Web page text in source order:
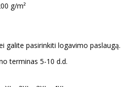
g/m²
galite pasirinkiti logavimo paslaugą.
terminas 5-10 d.d.